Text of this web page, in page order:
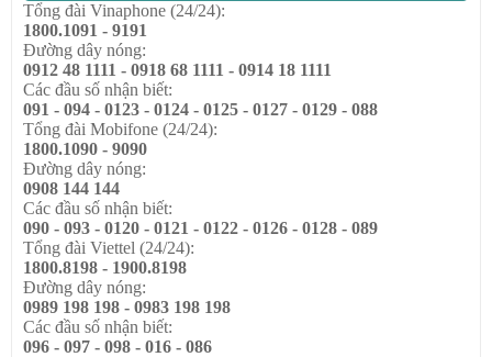
Tổng đài Vinaphone (24/24):
1800.1091 - 9191
Đường dây nóng:
0912 48 1111 - 0918 68 1111 - 0914 18 1111
Các đầu số nhận biết:
091 - 094 - 0123 - 0124 - 0125 - 0127 - 0129 - 088
Tổng đài Mobifone (24/24):
1800.1090 - 9090
Đường dây nóng:
0908 144 144
Các đầu số nhận biết:
090 - 093 - 0120 - 0121 - 0122 - 0126 - 0128 - 089
Tổng đài Viettel (24/24):
1800.8198 - 1900.8198
Đường dây nóng:
0989 198 198 - 0983 198 198
Các đầu số nhận biết:
096 - 097 - 098 - 016 - 086